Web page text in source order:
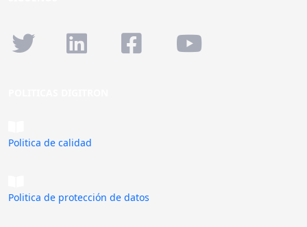
Politica de calidad
Politica de protección de datos